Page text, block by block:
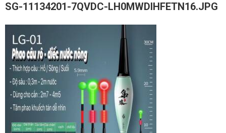
SG-11134201-7QVDC-LH0MWDIHFETN16.JPG